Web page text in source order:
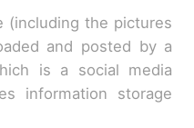
(including the pictures
and posted by a
is a social media
information storage